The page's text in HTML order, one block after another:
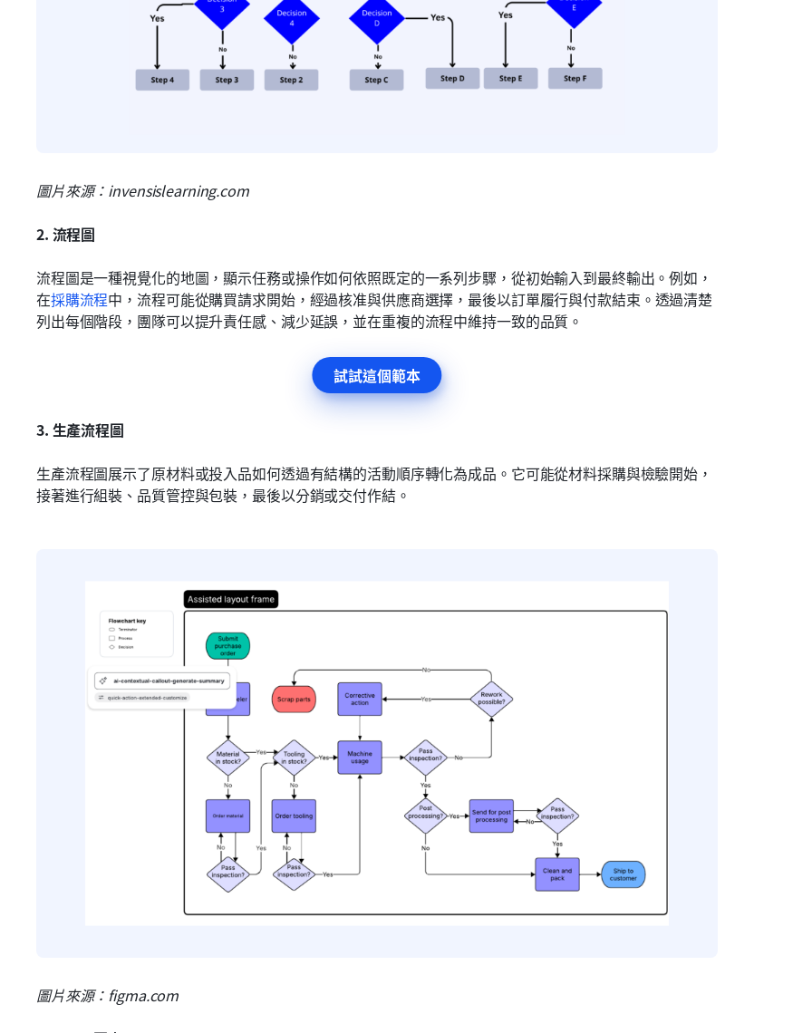
圖片來源：invensislearning.com
2. 流程圖
流程圖是一種視覺化的地圖，顯示任務或操作如何依照既定的一系列步驟，從初始輸入到最終輸出。例如，
在採購流程中，流程可能從購買請求開始，經過核准與供應商選擇，最後以訂單履行與付款結束。透過清楚
列出每個階段，團隊可以提升責任感、減少延誤，並在重複的流程中維持一致的品質。
試試這個範本
3. 生產流程圖
生產流程圖展示了原材料或投入品如何透過有結構的活動順序轉化為成品。它可能從材料採購與檢驗開始，
接著進行組裝、品質管控與包裝，最後以分銷或交付作結。
圖片來源：figma.com